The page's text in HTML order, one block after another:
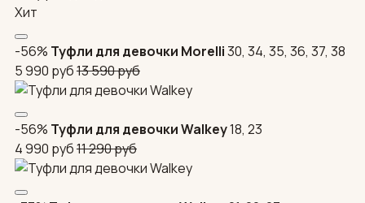
Хит
-56% Туфли для девочки Morelli30, 34, 35, 36, 37, 38
5 990 руб13 590руб
-56% Туфли для девочки Walkey18, 23
4 990 руб11 290руб